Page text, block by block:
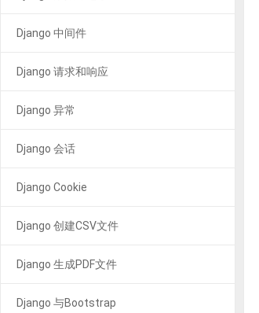
Django 中间件
Django 请求和响应
Django 异常
Django 会话
Django Cookie
Django 创建CSV文件
Django 生成PDF文件
Django 与Bootstrap